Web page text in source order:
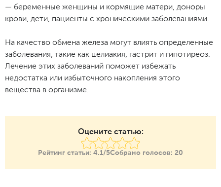
— беременные женщины и кормящие матери, доноры
крови, дети, пациенты с хроническими заболеваниями.
На качество обмена железа могут влиять определенные
заболевания, такие как целиакия, гастрит и гипотиреоз.
Лечение этих заболеваний поможет избежать
недостатка или избыточного накопления этого
вещества в организме.
Оцените статью:
Рейтинг статьи: 4.1/5Собрано голосов: 20